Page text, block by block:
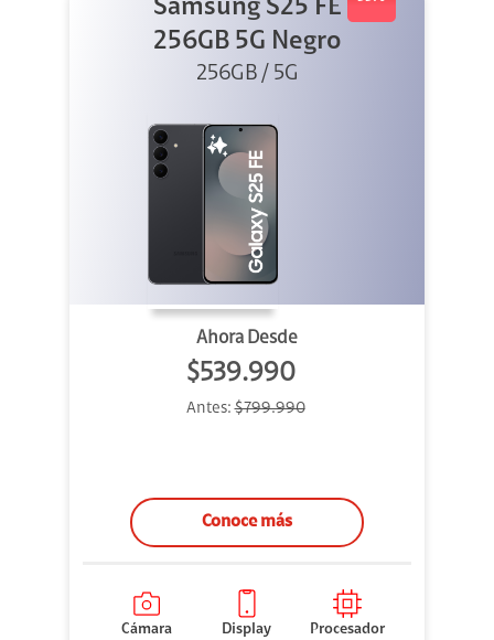
Samsung S25 FE
256GB 5G Negro
256GB / 5G
Ahora Desde
$539.990
Antes:$799.990
Conoce más
Cámara
Display
Procesador